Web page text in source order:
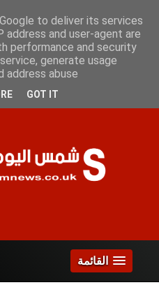
الجمعة 7 أغسطس 2026
الصفحات
القائمة
to deliver its services
address and user-agent are
performance and security
generate usage
abuse.
GOT IT